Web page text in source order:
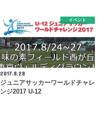
イベント
2017.8.28
ジュニアサッカーワールドチャレ
ンジ2017 U-12